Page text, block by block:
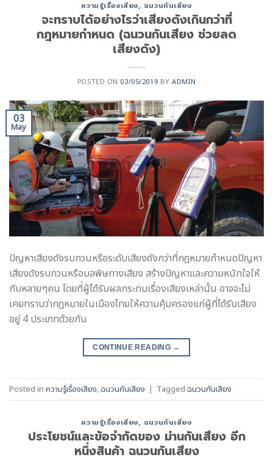
ความรู้เรื่องเสียง, ฉนวนกันเสียง
จะทราบได้อย่างไรว่าเสียงดังเกินกว่าที่
กฎหมายกำหนด (ฉนวนกันเสียง ช่วยลด
เสียงดัง)
POSTED ON 03/05/2019 BYADMIN
03
May
ปัญหาเสียงดังรบกวนหรือระดับเสียงดังกว่าที่กฎหมายกำหนดปัญหา
เสียงดังรบกวนหรือมลพิษทางเสียง สร้างปัญหาและความหนักใจให้
กับหลายๆคน โดยที่ผู้ได้รับผลกระทบเรื่องเสียงเหล่านั้น อาจจะไม่
เคยทราบว่ากฎหมายในเมืองไทยให้ความคุ้มครองแก่ผู้ที่ได้รับเสียง
อยู่ 4 ประเภทด้วยกัน
CONTINUE READING →
Posted in ความรู้เรื่องเสียง,ฉนวนกันเสียง | Tagged ฉนวนกันเสียง
ความรู้เรื่องเสียง, ฉนวนกันเสียง
ประโยชน์และข้อจำกัดของ ม่านกันเสียง อีก
หนึ่งสินค้า ฉนวนกันเสียง